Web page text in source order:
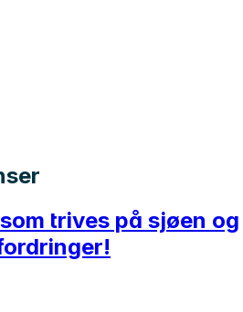
trives på sjøen og